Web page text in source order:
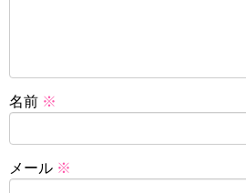
名前 ※
メール ※